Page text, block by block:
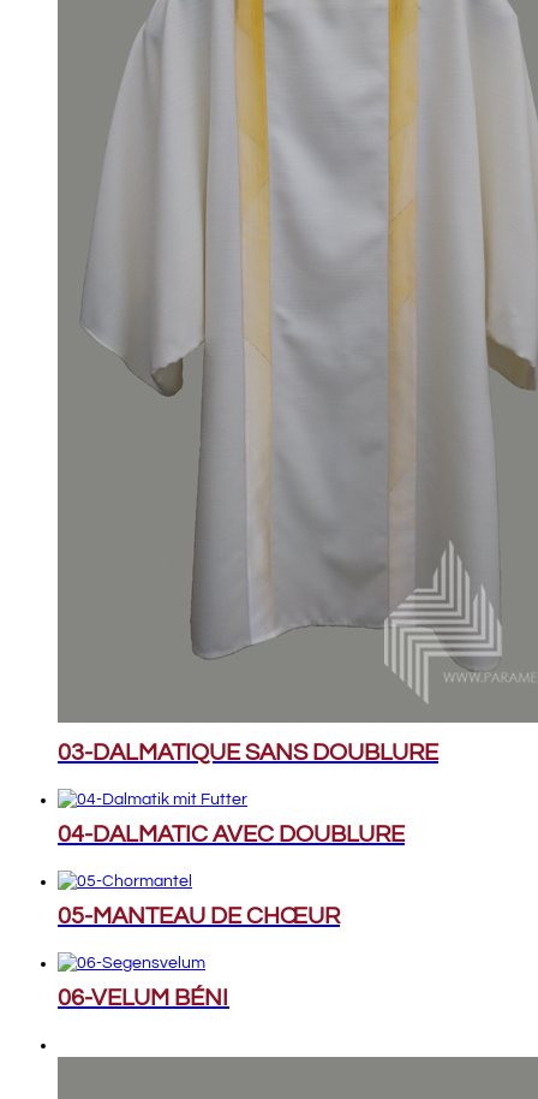
03-DALMATIQUE SANS DOUBLURE
04-DALMATIC AVEC DOUBLURE
05-MANTEAU DE CHŒUR
06-VELUM BÉNI